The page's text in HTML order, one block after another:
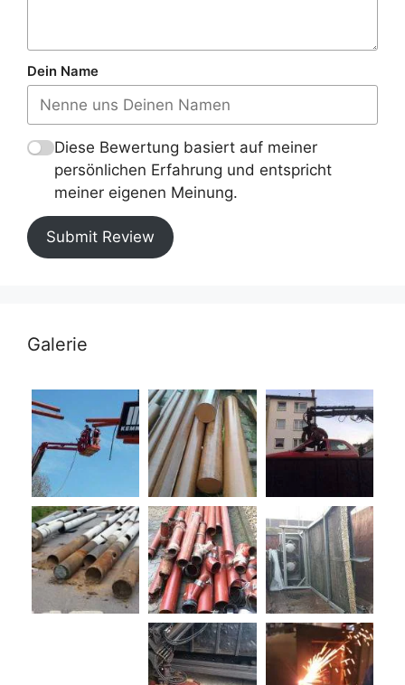
Dein Name
Diese Bewertung basiert auf meiner
persönlichen Erfahrung und entspricht
meiner eigenen Meinung.
Submit Review
Galerie